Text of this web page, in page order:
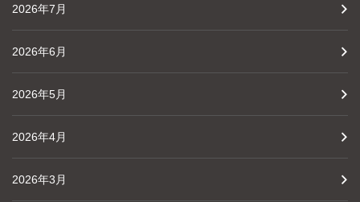
2026年7月
2026年6月
2026年5月
2026年4月
2026年3月